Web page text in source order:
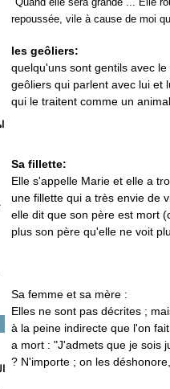
repoussée, vile à cause de moi
les geôliers:
quelqu'uns sont gentils avec
geôliers qui parlent avec lui et
qui le traitent comme un
Sa fillette:
Elle s'appelle Marie et elle a
une fillette qui a très envie de
elle dit que son père est mort
plus son père qu'elle ne voit
Sa femme et sa mère :
Elles ne sont pas décrites ;
à la peine indirecte que l'on
a mort : "J'admets que je sois
? N'importe ; on les